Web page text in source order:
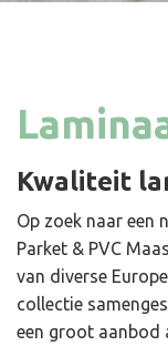
Kwaliteit
Op zoek naar een
Parket & PVC
van diverse
collectie
een groot aanbod